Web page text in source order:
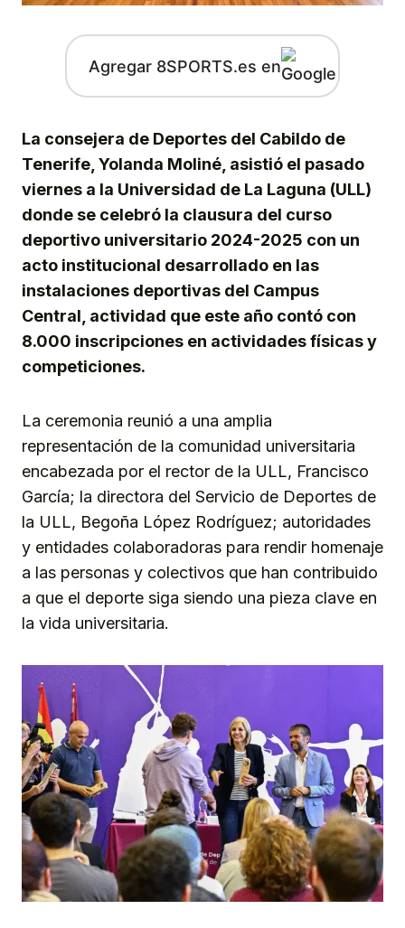
Agregar 8SPORTS.es en
La consejera de Deportes del Cabildo de
Tenerife, Yolanda Moliné, asistió el pasado
viernes a la Universidad de La Laguna (ULL)
donde se celebró la clausura del curso
deportivo universitario 2024-2025 con un
acto institucional desarrollado en las
instalaciones deportivas del Campus
Central, actividad que este año contó con
8.000 inscripciones en actividades físicas y
competiciones.
La ceremonia reunió a una amplia
representación de la comunidad universitaria
encabezada por el rector de la ULL, Francisco
García; la directora del Servicio de Deportes de
la ULL, Begoña López Rodríguez; autoridades
y entidades colaboradoras para rendir homenaje
a las personas y colectivos que han contribuido
a que el deporte siga siendo una pieza clave en
la vida universitaria.